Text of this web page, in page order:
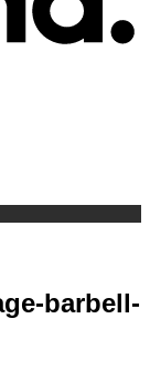
barbell-